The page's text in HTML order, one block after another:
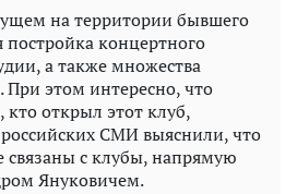
на территории бывшего
постройка концертного
а также множества
При этом интересно, что
открыл этот клуб,
СМИ выяснили, что
с клубы, напрямую
Януковичем.